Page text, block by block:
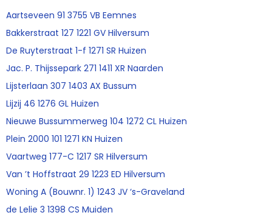
Aartseveen 91 3755 VB Eemnes
Bakkerstraat 127 1221 GV Hilversum
De Ruyterstraat 1-f 1271 SR Huizen
Jac. P. Thijssepark 271 1411 XR Naarden
Lijsterlaan 307 1403 AX Bussum
Lijzij 46 1276 GL Huizen
Nieuwe Bussummerweg 104 1272 CL Huizen
Plein 2000 101 1271 KN Huizen
Vaartweg 177-C 1217 SR Hilversum
Van ’t Hoffstraat 29 1223 ED Hilversum
Woning A (Bouwnr. 1) 1243 JV ‘s-Graveland
de Lelie 3 1398 CS Muiden